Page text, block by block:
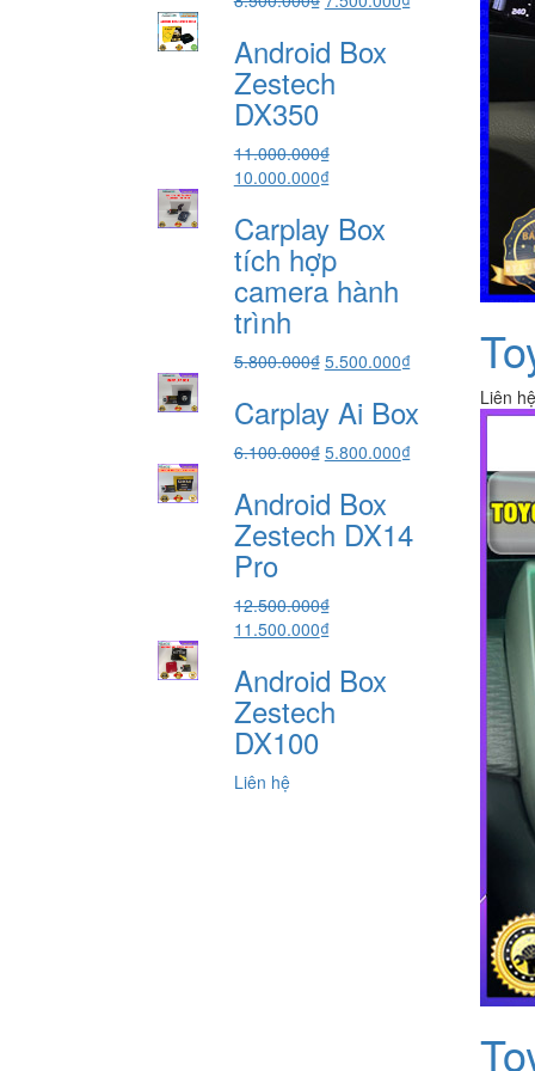
là:
8.500.000₫.
7.500.000₫.
Android Box
Zestech
DX350
11.000.000₫
Giá
là:
11.000.000₫.
10.000.000₫Giá
tại
là:
10.000.000₫.
Carplay Box
tích hợp
camera hành
trình
5.800.000₫ Giá
là:
5.800.000₫.
5.500.000₫Giá
tại
là:
5.500.000₫.
Carplay Ai Box
6.100.000₫ Giá
là:
6.100.000₫.
5.800.000₫Giá
là:
5.800.000₫.
Android Box
Zestech DX14
Pro
12.500.000₫
Giá
là:
12.500.000₫.
11.500.000₫Giá
tại
là:
11.500.000₫.
Android Box
Zestech
DX100
Liên hệ
Liên hệ